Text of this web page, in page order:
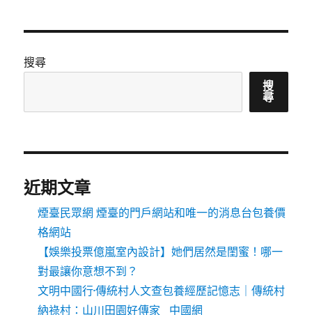
搜尋
搜
尋
近期文章
煙臺民眾網 煙臺的門戶網站和唯一的消息台包養價
格網站
【娛樂投票億嵐室內設計】她們居然是閨蜜！哪一
對最讓你意想不到？
文明中國行·傳統村人文查包養經歷記憶志｜傳統村
納祿村：山川田園好傳家_中國網